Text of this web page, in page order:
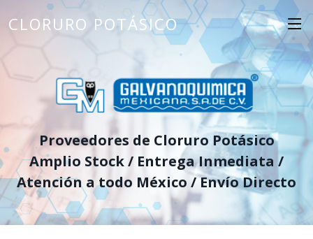
CLORURO POTÁSICO
Proveedores de Cloruro Potásico
Amplio Stock / Entrega Inmediata /
Atención a todo México / Envío Directo